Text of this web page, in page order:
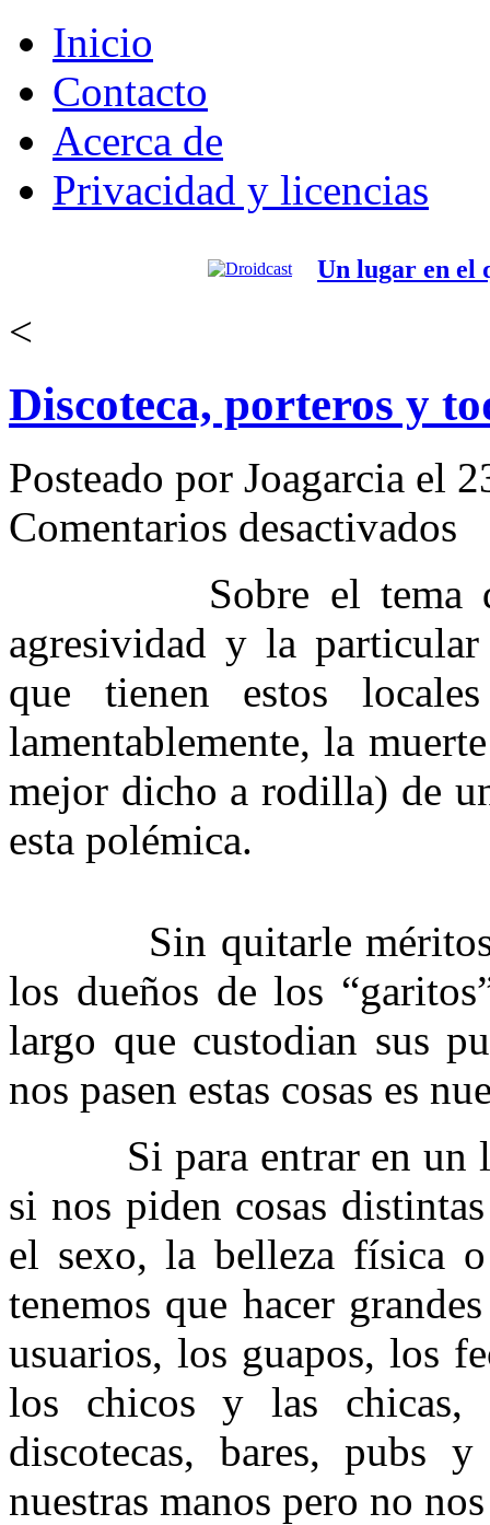
Inicio
Contacto
Acerca de
Privacidad y licencias
Un lugar en el
<
Discoteca, porteros y
Posteado por Joagarcia el
Comentarios desactivados
toda
esa
Sobre el tema de
agresividad y la
que tienen estos
lamentablemente, la
mejor dicho a rodilla) de
esta polémica.
Sin quitarle méritos
los dueños de los
largo que custodian sus
nos pasen estas cosas es
Si para entrar en un
si nos piden cosas
el sexo, la belleza física
tenemos que hacer
usuarios, los guapos, los
los chicos y las chicas,
discotecas, bares, pubs
nuestras manos pero no